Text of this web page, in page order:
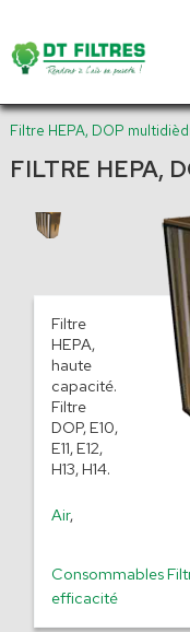
Filtre HEPA, DOP
FILTRE HEPA,
Filtre
HEPA,
haute
capacité.
Filtre
DOP, E10,
E11, E12,
H13, H14.
Air,
Consommables
efficacité